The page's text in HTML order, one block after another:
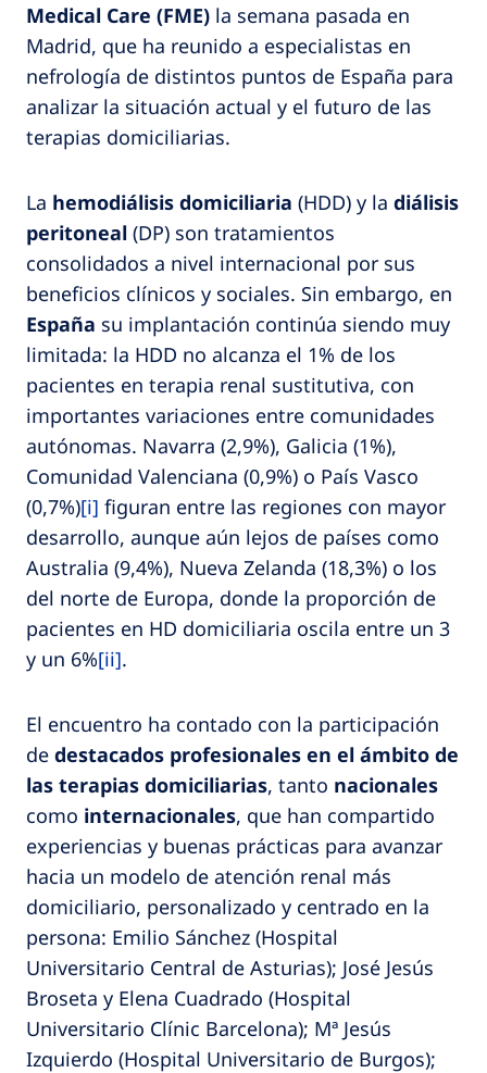
Medical Care (FME) la semana pasada en
Madrid, que ha reunido a especialistas en
nefrología de distintos puntos de España para
analizar la situación actual y el futuro de las
terapias domiciliarias.
La hemodiálisis domiciliaria (HDD) y la diálisis
peritoneal (DP) son tratamientos
consolidados a nivel internacional por sus
beneficios clínicos y sociales. Sin embargo, en
España su implantación continúa siendo muy
limitada: la HDD no alcanza el 1% de los
pacientes en terapia renal sustitutiva, con
importantes variaciones entre comunidades
autónomas. Navarra (2,9%), Galicia (1%),
Comunidad Valenciana (0,9%) o País Vasco
(0,7%)[i] figuran entre las regiones con mayor
desarrollo, aunque aún lejos de países como
Australia (9,4%), Nueva Zelanda (18,3%) o los
del norte de Europa, donde la proporción de
pacientes en HD domiciliaria oscila entre un 3
y un 6%[ii].
El encuentro ha contado con la participación
de destacados profesionales en el ámbito de
las terapias domiciliarias, tanto nacionales
como internacionales, que han compartido
experiencias y buenas prácticas para avanzar
hacia un modelo de atención renal más
domiciliario, personalizado y centrado en la
persona: Emilio Sánchez (Hospital
Universitario Central de Asturias); José Jesús
Broseta y Elena Cuadrado (Hospital
Universitario Clínic Barcelona); Mª Jesús
Izquierdo (Hospital Universitario de Burgos);